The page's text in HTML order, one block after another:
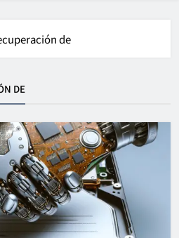
de
DE